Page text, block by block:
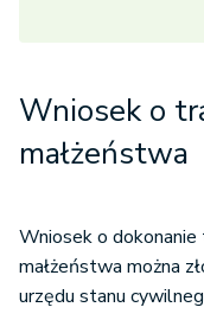
Wniosek o
małżeństwa
Wniosek o dokonanie
małżeństwa można
urzędu stanu